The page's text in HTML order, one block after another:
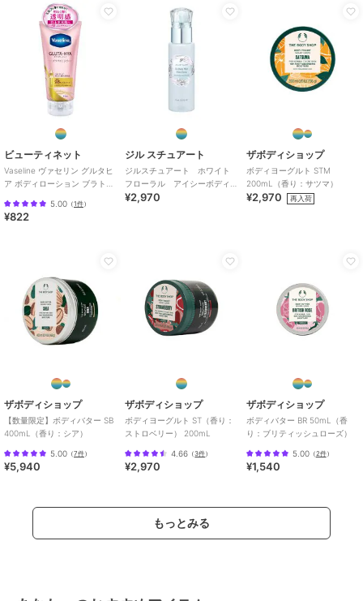
ポリグリセリル－３、フェノキシ
エタノール、カルボマー、シア
脂、カプリリルグリコール、水酸
化Ｎａ、クエン酸ステアリン酸グ
リセリル、ヒアルロン酸Ｎａ、エ
ゾヘビイチゴ液汁、アーモンドエ
キス、キサンタンガム、赤５０
サリチル酸、クエン酸、デヒドロ
酢酸
＊表示されている全成分は改良等
の理由により、予告なく処方が変
更となり、掲載の原料、説明、自
原産国 ポーランド製
ビューティネット
Vaseline ヴァセリン グルタヒ
ア ボディローション ブラトニ
5.00 （1件）
¥822
ジル スチュアート
ジルスチュアート ホワイト
フローラル アイシーボディ
ミスト＜限定＞
¥2,970
ザボディショップ
ボディヨーグルト STM
200mL（香り：サツマ）
¥2,970 再入荷
ザボディショップ
【数量限定】ボディバター SB
400mL（香り：シア）
5.00 （7件）
¥5,940
ザボディショップ
ボディヨーグルト ST（香り：
ストロベリー） 200mL
4.66 （3件）
¥2,970
ザボディショップ
ボディバター BR 50mL（香
り：ブリティッシュローズ）
5.00（2件）
¥1,540
もっとみる